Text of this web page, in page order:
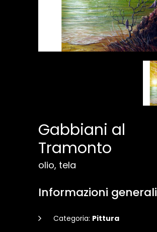
Gabbiani al
Tramonto
olio, tela
Informazioni generali
Categoria: Pittura